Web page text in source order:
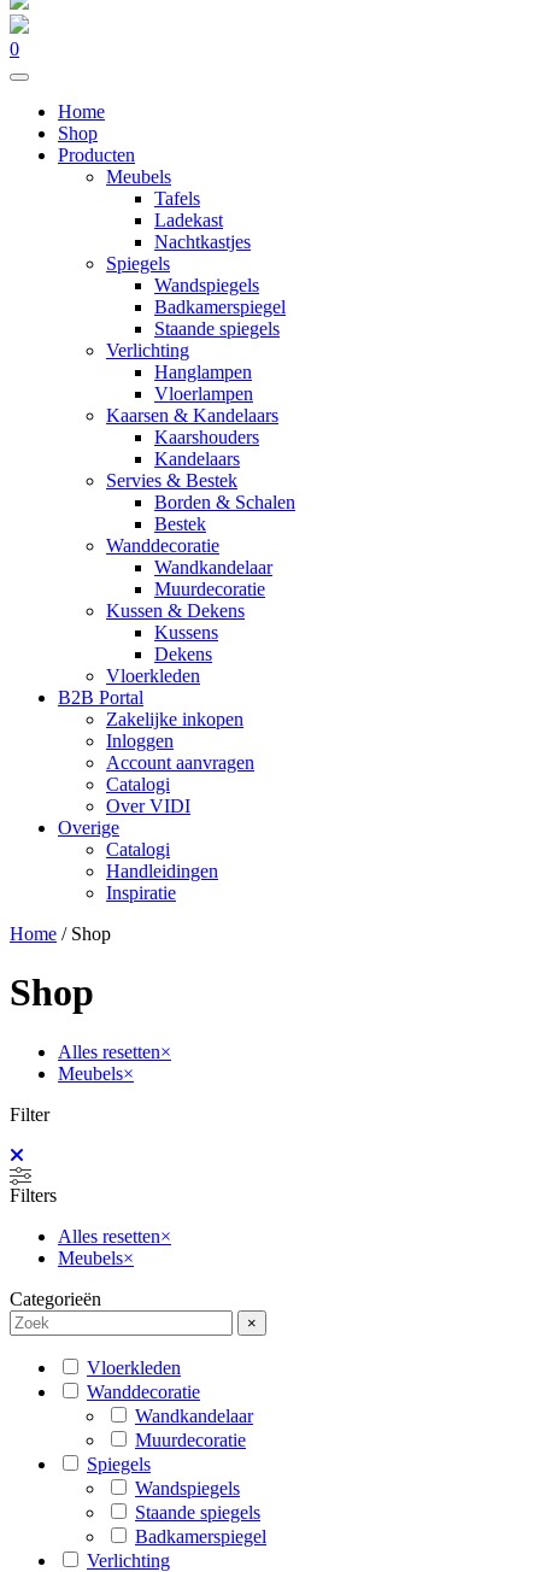
0
Home
Shop
Producten
Meubels
Tafels
Ladekast
Nachtkastjes
Spiegels
Wandspiegels
Badkamerspiegel
Staande spiegels
Verlichting
Hanglampen
Vloerlampen
Kaarsen & Kandelaars
Kaarshouders
Kandelaars
Servies & Bestek
Borden & Schalen
Bestek
Wanddecoratie
Wandkandelaar
Muurdecoratie
Kussen & Dekens
Kussens
Dekens
Vloerkleden
B2B Portal
Zakelijke inkopen
Inloggen
Account aanvragen
Catalogi
Over VIDI
Overige
Catalogi
Handleidingen
Inspiratie
Home / Shop
Shop
Alles resetten×
Meubels×
Filter
Filters
Alles resetten×
Meubels×
Categorieën
×
Vloerkleden
Wanddecoratie
Wandkandelaar
Muurdecoratie
Spiegels
Wandspiegels
Staande spiegels
Badkamerspiegel
Verlichting